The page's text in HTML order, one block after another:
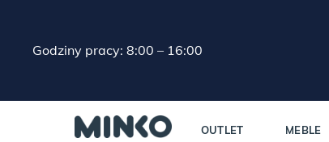
Godziny pracy: 8:00 – 16:00
OUTLET MEBLE